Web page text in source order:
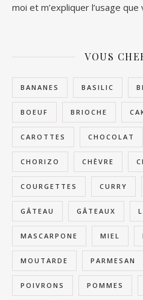
moi et m’expliquer l’usage
VOUS
BANANES BASILIC
BOEUF BRIOCHE
CAROTTES CHOCOLAT
CHORIZO CHÈVRE
COURGETTES CURRY
GÂTEAU GÂTEAUX
MASCARPONE MIEL
MOUTARDE PARMESAN
POIVRONS POMMES